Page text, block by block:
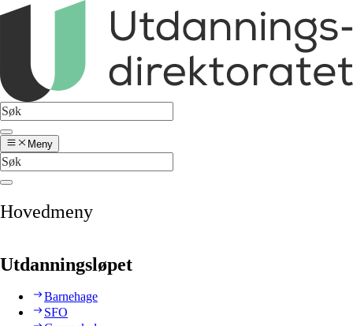
Meny
Hovedmeny
Utdanningsløpet
Barnehage
SFO